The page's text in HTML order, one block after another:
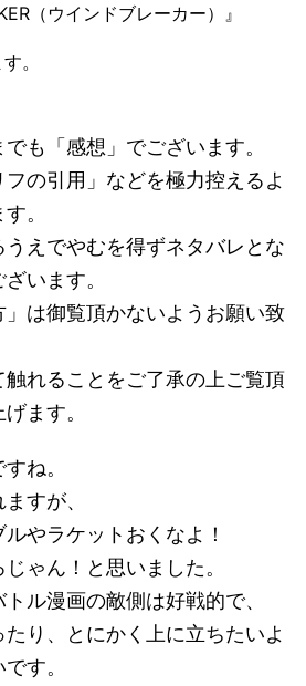
（ウインドブレーカー）』
。
も「感想」でございます。
フの引用」などを極力控えるよ
。
えでやむを得ずネタバレとな
います。
」は御覧頂かないようお願い致
れることをご了承の上ご覧頂
ます。
ね。
すが、
やラケットおくなよ！
ゃん！と思いました。
ル漫画の敵側は好戦的で、
り、とにかく上に立ちたいよ
す。